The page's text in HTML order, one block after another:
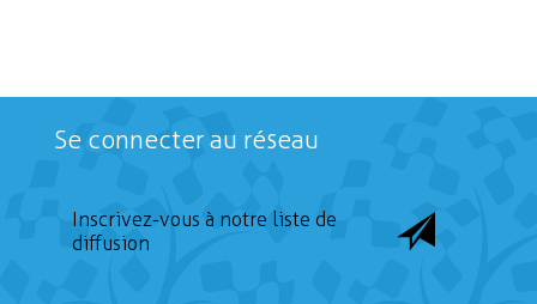
Se connecter au réseau
Inscrivez-vous à notre liste de
diffusion